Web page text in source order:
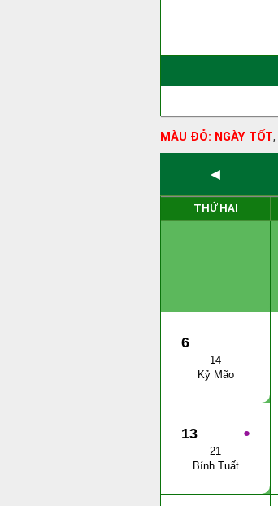
MÀU ĐỎ: NGÀY TỐT,
◄
THỨ HAI
6
14
Kỷ Mão
●
13
21
Bính Tuất